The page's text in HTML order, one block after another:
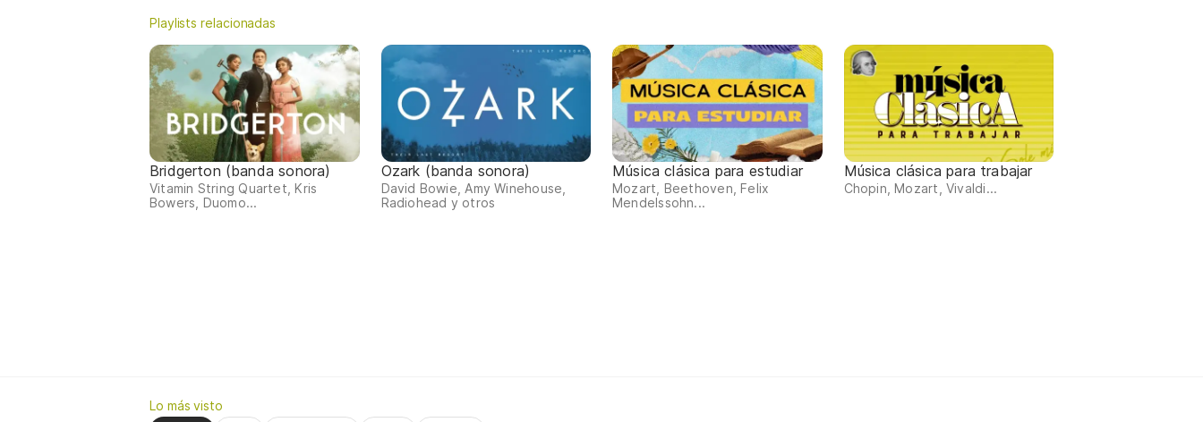
Playlists relacionadas
Bridgerton (banda sonora)
Vitamin String Quartet, Kris
Bowers, Duomo...
Ozark (banda sonora)
David Bowie, Amy Winehouse,
Radiohead y otros
Música clásica para estudiar
Mozart, Beethoven, Felix
Mendelssohn...
Música clásica para trabajar
Chopin, Mozart, Vivaldi...
Lo más visto